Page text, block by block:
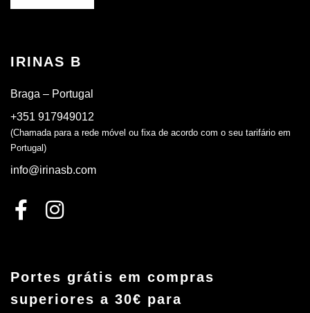
IRINAS B
Braga – Portugal
+351 917949012
(Chamada para a rede móvel ou fixa de acordo com o seu tarifário em
Portugal)
info@irinasb.com
Portes grátis em compras
superiores a 30€ para